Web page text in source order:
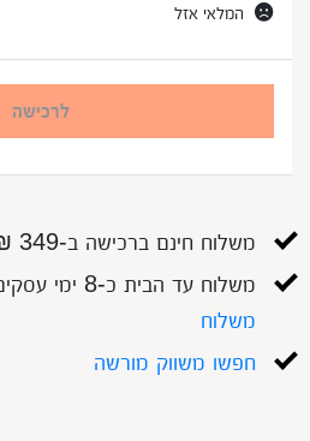
המלאי אזל
לרכישה
משלוח חינם ברכישה ב-349 ₪ ומעלה
משלוח עד הבית כ-8 ימי עסקים, למעט
משלוח
חפשו משווק מורשה